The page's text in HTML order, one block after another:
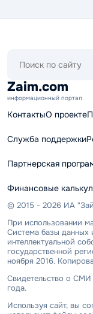
сайту
Zaim.com
информационный портал
КонтактыО проекте
Служба поддержки
Партнерская
Финансовые
© 2015 - 2026 ИА
При использовании
Система базы
интеллектуальной
государственной
ноября 2016.
Свидетельство о
года.
Используя сайт, вы